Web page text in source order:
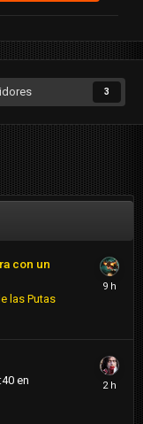
3
con un
las Putas
en